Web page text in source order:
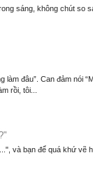
sáng, không chút so
làm đâu”. Can đảm nói
rồi, tôi...
và bạn để quá khứ vẽ